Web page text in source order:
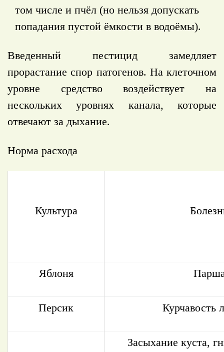
том числе и пчёл (но нельзя допускать
попадания пустой ёмкости в водоёмы).
Введенный пестицид замедляет
прорастание спор патогенов. На клеточном
уровне средство воздействует на
нескольких уровнях канала, которые
отвечают за дыхание.
Норма расхода
Культура
Яблоня
Персик Курчавость
Засыхание куста,